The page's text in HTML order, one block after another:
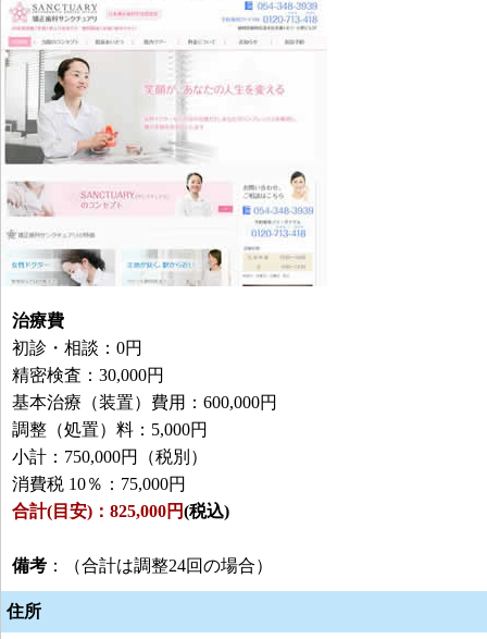
治療費
初診・相談：0円
精密検査：30,000円
基本治療（装置）費用：600,000円
調整（処置）料：5,000円
小計：750,000円（税別）
消費税 10％：75,000円
合計(目安)：825,000円(税込)
備考 ：（合計は調整24回の場合）
住所